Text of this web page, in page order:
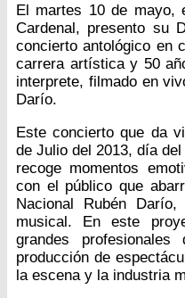
El martes 10 de mayo,
Cardenal, presento su
concierto antológico en
carrera artística y 50
interprete, filmado en
Darío.
Este concierto que da
de Julio del 2013, día
recoge momentos
con el público que
Nacional Rubén
musical. En este
grandes
producción de
la escena y la industria